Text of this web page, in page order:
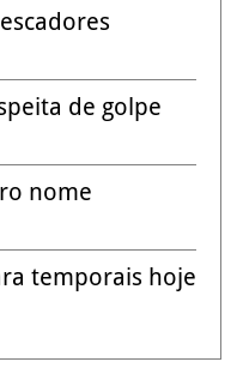
de golpe
nome
temporais hoje